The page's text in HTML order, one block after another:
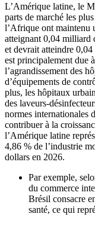
L’Amérique latine, le
parts de marché les
l’Afrique ont maintenu
atteignant 0,04 milliard
et devrait atteindre
est principalement due
l’agrandissement des
d’équipements de
plus, les hôpitaux
des laveurs-
normes internationales
contribuer à la
l’Amérique latine
4,86 ​​% de l’industrie
dollars en 2026.
Par exemple,
du commerce
Brésil consacre
santé, ce qui